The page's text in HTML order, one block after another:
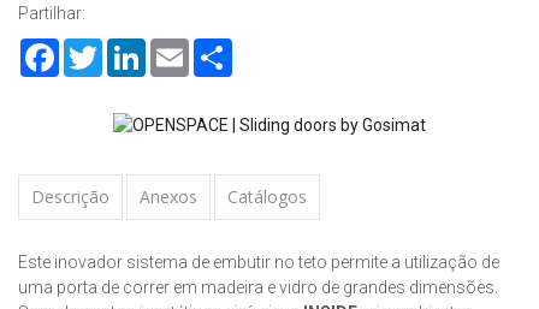
Partilhar:
FacebookTwitterLinkedInEmail
Descrição Anexos Catálogos
Este inovador sistema de embutir no teto permite a utilização de
uma porta de correr em madeira e vidro de grandes dimensões.